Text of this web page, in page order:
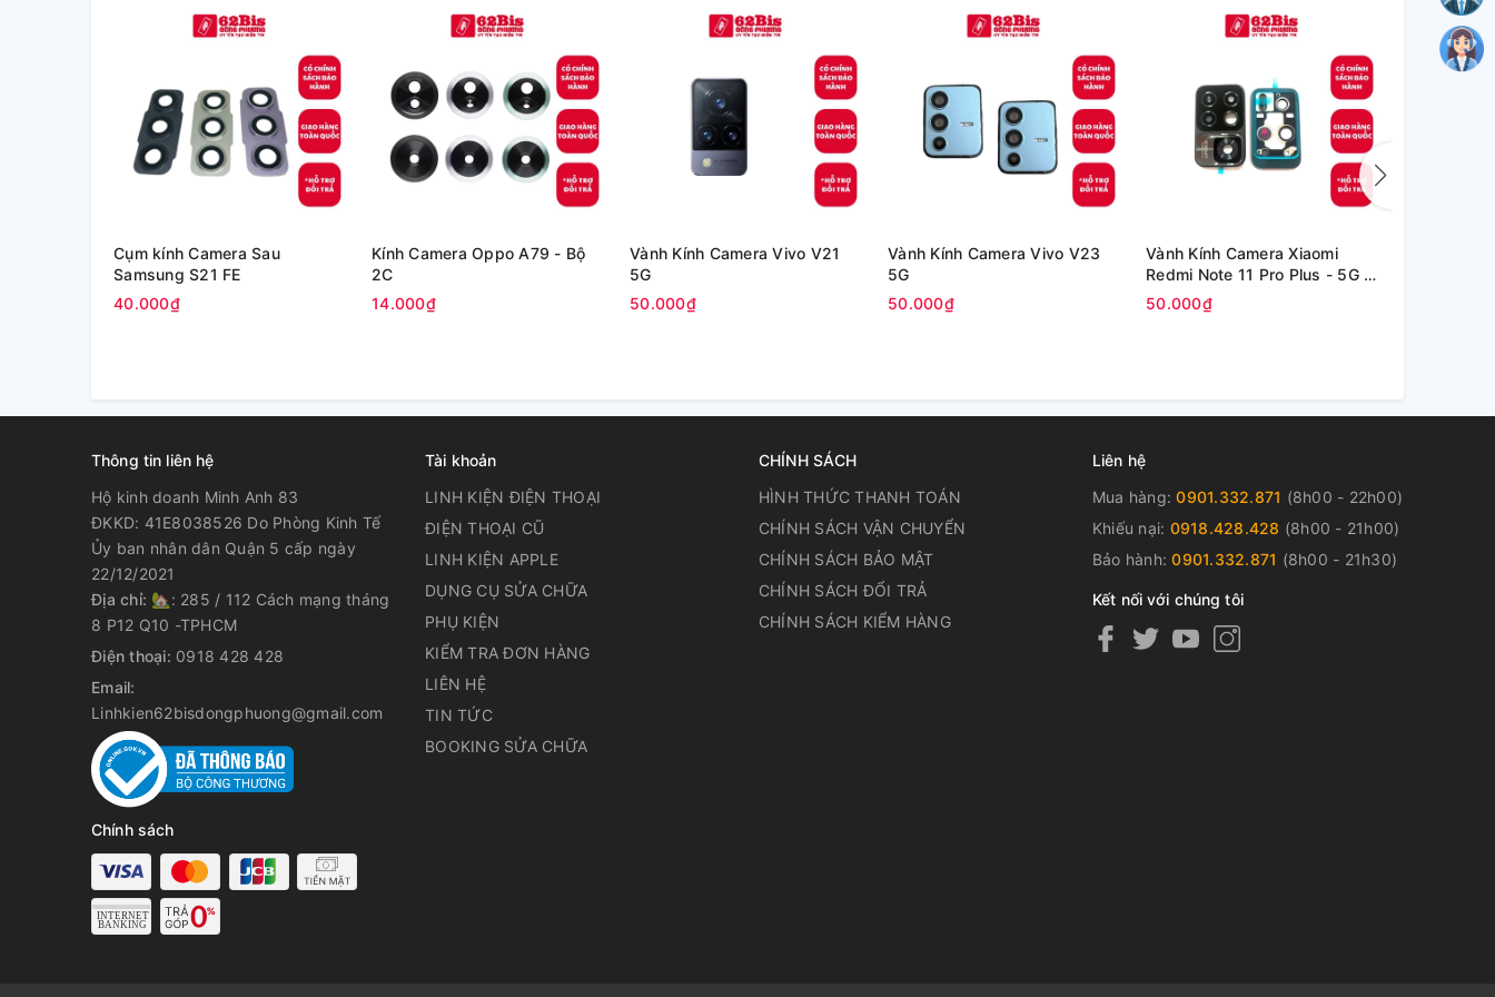
Cụm kính Camera Sau
Samsung S21 FE
40.000₫
Kính Camera Oppo A79 - Bộ
2C
14.000₫
Vành Kính Camera Vivo V21
5G
50.000₫
Vành Kính Camera Vivo V23
5G
50.000₫
Vành Kính Camera Xiaomi
Redmi Note 11 Pro Plus - 5G /
Redmi Note 11 Pro+ 5G
50.000₫
Thông tin liên hệ
Hộ kinh doanh Minh Anh 83
ĐKKD: 41E8038526 Do Phòng Kinh Tế
Ủy ban nhân dân Quận 5 cấp ngày
22/12/2021
Địa chỉ: 🏡: 285 / 112 Cách mạng tháng
8 P12 Q10 -TPHCM
Điện thoại: 0918 428 428
Email:
Linhkien62bisdongphuong@gmail.com
Chính sách
Tài khoản
LINH KIỆN ĐIỆN THOẠI
ĐIỆN THOẠI CŨ
LINH KIỆN APPLE
DỤNG CỤ SỬA CHỮA
PHỤ KIỆN
KIỂM TRA ĐƠN HÀNG
LIÊN HỆ
TIN TỨC
BOOKING SỬA CHỮA
CHÍNH SÁCH
HÌNH THỨC THANH TOÁN
CHÍNH SÁCH VẬN CHUYỂN
CHÍNH SÁCH BẢO MẬT
CHÍNH SÁCH ĐỔI TRẢ
CHÍNH SÁCH KIỂM HÀNG
Liên hệ
Mua hàng:0901.332.871 (8h00 - 22h00)
Khiếu nại: 0918.428.428 (8h00 - 21h00)
Bảo hành:0901.332.871 (8h00 - 21h30)
Kết nối với chúng tôi